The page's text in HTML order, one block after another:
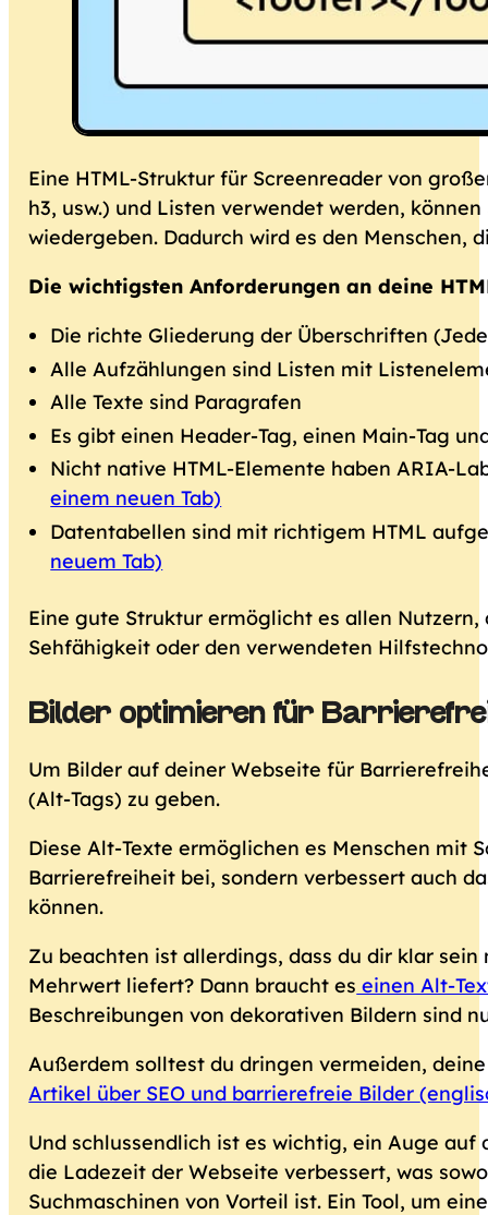
Eine HTML-Struktur für Screenreader von
h3, usw.) und Listen verwendet werden,
wiedergeben. Dadurch wird es den Menschen,
Die wichtigsten Anforderungen an deine
Die richte Gliederung der Überschriften
Alle Aufzählungen sind Listen mit
Alle Texte sind Paragrafen
Es gibt einen Header-Tag, einen Main-Tag
Nicht native HTML-Elemente haben ARIA-
einem neuen Tab)
Datentabellen sind mit richtigem HTML
neuem Tab)
Eine gute Struktur ermöglicht es allen
Sehfähigkeit oder den verwendeten
Bilder optimieren für
Um Bilder auf deiner Webseite für
(Alt-Tags) zu geben.
Diese Alt-Texte ermöglichen es Menschen mit
Barrierefreiheit bei, sondern verbessert auch
können.
Zu beachten ist allerdings, dass du dir klar
Mehrwert liefert? Dann braucht es einen Alt-
Beschreibungen von dekorativen Bildern sind
Außerdem solltest du dringen vermeiden,
Artikel über SEO und barrierefreie Bilder
Und schlussendlich ist es wichtig, ein Auge
die Ladezeit der Webseite verbessert, was
Suchmaschinen von Vorteil ist. Ein Tool, um